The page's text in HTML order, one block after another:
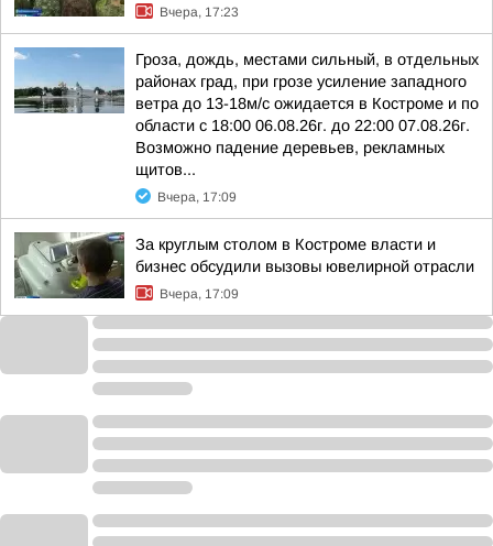
Вчера, 17:23
Гроза, дождь, местами сильный, в отдельных
районах град, при грозе усиление западного
ветра до 13-18м/с ожидается в Костроме и по
области с 18:00 06.08.26г. до 22:00 07.08.26г.
Возможно падение деревьев, рекламных
щитов...
Вчера, 17:09
За круглым столом в Костроме власти и
бизнес обсудили вызовы ювелирной отрасли
Вчера, 17:09